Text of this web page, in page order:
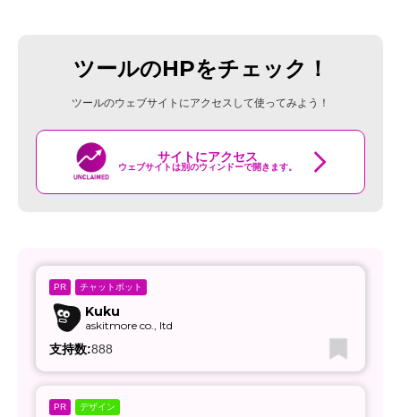
ツールのHPをチェック！
ツールのウェブサイトにアクセスして使ってみよう！
サイトにアクセス
ウェブサイトは別のウィンドーで開きます。
PR チャットボット
Kuku
askitmore co., ltd
支持数:888
PR デザイン